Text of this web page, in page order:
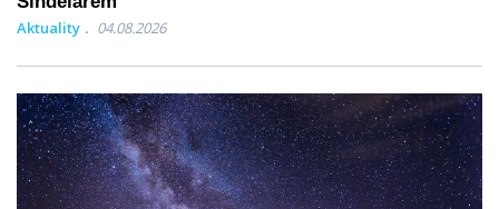
Aktuality 04.08.2026